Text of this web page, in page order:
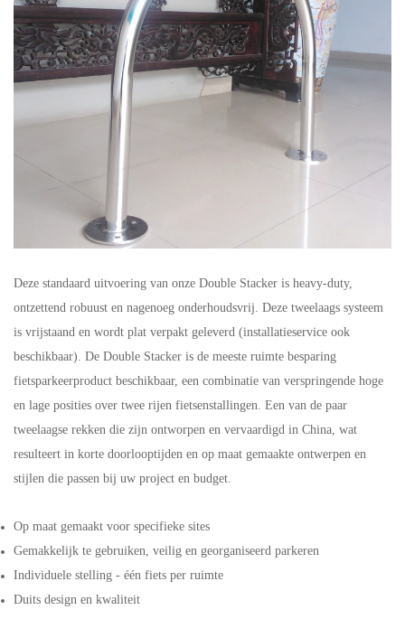
Deze standaard uitvoering van onze Double Stacker is heavy-duty,
ontzettend robuust en nagenoeg onderhoudsvrij. Deze tweelaags systeem
is vrijstaand en wordt plat verpakt geleverd (installatieservice ook
beschikbaar). De Double Stacker is de meeste ruimte besparing
fietsparkeerproduct beschikbaar, een combinatie van verspringende hoge
en lage posities over twee rijen fietsenstallingen. Een van de paar
tweelaagse rekken die zijn ontworpen en vervaardigd in China, wat
resulteert in korte doorlooptijden en op maat gemaakte ontwerpen en
stijlen die passen bij uw project en budget.
Op maat gemaakt voor specifieke sites
Gemakkelijk te gebruiken, veilig en georganiseerd parkeren
Individuele stelling - één fiets per ruimte
Duits design en kwaliteit